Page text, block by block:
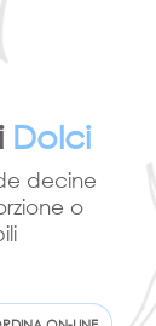
Dolci
decine
o